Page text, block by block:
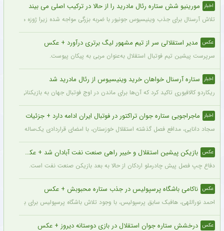
اخبار مورینیو شش ستاره رئال مادرید را از حالا در ترکیب اصلی می بیند
تلاش آرسنال برای جذب وینیسیوس جونیور با ضربه بزرگی مواجه شده زیرا ژوزه مورینیو او را یک
عکس مدیر استقلالی سر از تیم مشهور لیگ برتری درآورد + عکس
سرپرست پیشین تیم فوتبال استقلال به‌عنوان مربی به پیکان پیوست.
اخبار ستاره آرسنال خواهان خرید وینیسیوس از رئال مادرید شد
ریکاردو کالافیوری تاکید کرد که آن‌ها برای ماندن در اوج فوتبال جهان به بازیکنانی در
اخبار ماجراجویی ستاره جوان تراکتور در فوتبال ایران ادامه دارد + جزئیات
سجاد دانایی، مدافع فصل گذشته استقلال خوزستان، با امضای قراردادی یک‌ساله بار
عکس بازیکن پیشین استقلال و خیبر راهی صنعت نفت آبادان شد + عکس
دفاع چپ فصل پیش چادرملو اردکان از حالا به بعد بازیکن صنعت نفت است.
عکس ناکامی باشگاه پرسپولیس در جذب ستاره محبوبش + عکس
احمد نوراللهی، هافبک سابق پرسپولیس، با وجود تلاش باشگاه پرسپولیس برای بازگشت
عکس درخشش ستاره جوان استقلال در بازی دوستانه دیروز + عکس